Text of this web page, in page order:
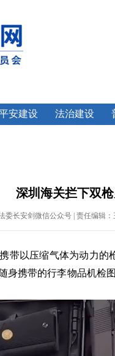
安建设 法治建设
深圳海关拦下双
委长安剑微信公众号 | 责任编辑：
带以压缩气体为动力
身携带的行李物品机检